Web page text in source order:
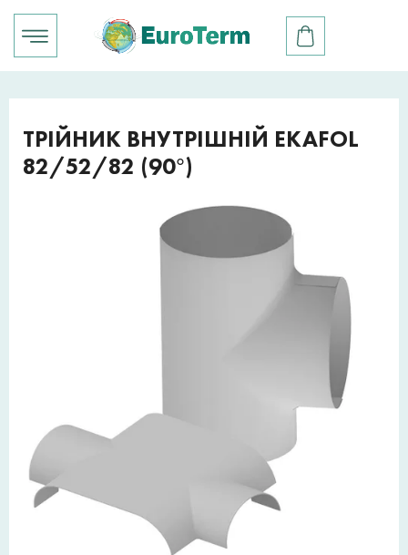
ТРІЙНИК ВНУТРІШНІЙ EKAFOL
82/52/82 (90°)